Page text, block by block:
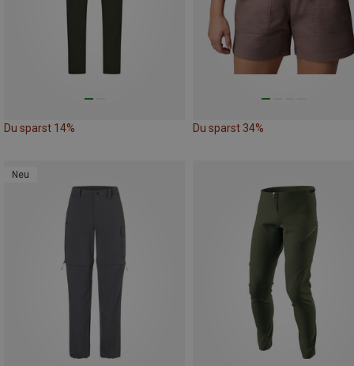
Du sparst 14% Du sparst 34%
Neu